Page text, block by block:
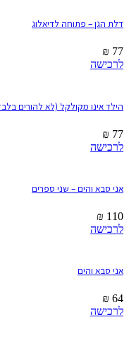
דלת הגן – פתוחה לדיאלוג
₪ 77
לרכישה
הילד אינו מקולקל (לא להורים
₪ 77
לרכישה
אני סבא והים – שני ספרים
₪ 110
לרכישה
אני סבא והים
₪ 64
לרכישה